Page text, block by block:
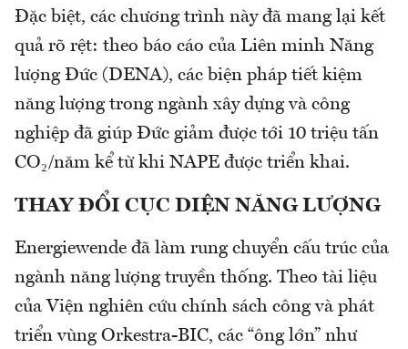
Đặc biệt, các chương trình này đã mang lại kết
quả rõ rệt: theo báo cáo của Liên minh Năng
lượng Đức (DENA), các biện pháp tiết kiệm
năng lượng trong ngành xây dựng và công
nghiệp đã giúp Đức giảm được tới 10 triệu tấn
CO₂/năm kể từ khi NAPE được triển khai.
THAY ĐỔI CỤC DIỆN NĂNG LƯỢNG
Energiewende đã làm rung chuyển cấu trúc của
ngành năng lượng truyền thống. Theo tài liệu
của Viện nghiên cứu chính sách công và phát
triển vùng Orkestra-BIC, các “ông lớn” như